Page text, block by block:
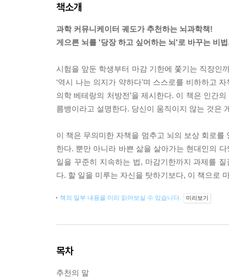
책소개
과학 커뮤니케이터 궤도가 추천하는 뇌과학책!
게으른 뇌를 '당장 하고 싶어하는 뇌'로 바꾸는 비
시험을 앞둔 학생부터 마감 기한에 쫓기는 직장인
‘역시 나는 의지가 약하다’며 스스로를 비하하고
의학 베테랑의 처방전’을 제시한다. 이 책은 인간
름뱅이라고 설명한다. 당신이 움직이지 않는 것은
이 책은 무의미한 자책을 멈추고 뇌의 보상 회로를
한다. 뿐만 아니라 바쁜 삶을 살아가는 현대인의
일을 꾸준히 지속하는 법, 마감기한까지 과제를
다. 할 일을 미루는 자신을 탓하기보다, 이 책으로
책의 일부 내용을 미리 읽어보실 수 있습니다. 미리보기
목차
추천의 말